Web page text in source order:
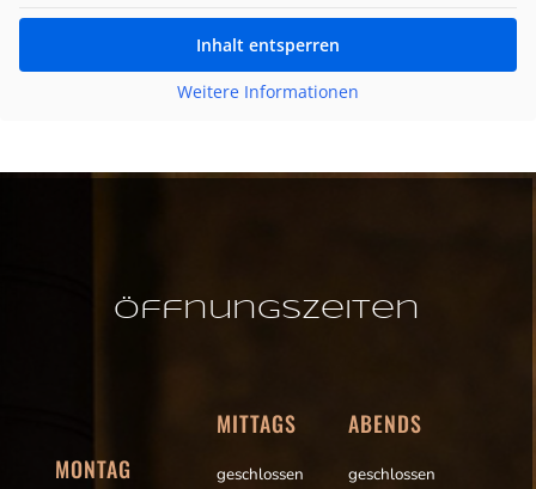
Inhalt entsperren
Weitere Informationen
Öffnungszeiten
MITTAGS
ABENDS
MONTAG
geschlossen geschlossen